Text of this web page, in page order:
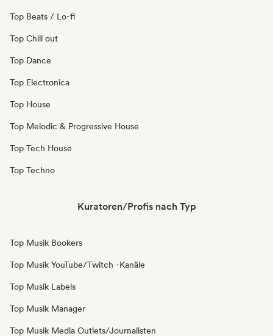
Top Beats / Lo-fi
Top Chill out
Top Dance
Top Electronica
Top House
Top Melodic & Progressive House
Top Tech House
Top Techno
Kuratoren/Profis nach Typ
Top Musik Bookers
Top Musik YouTube/Twitch -Kanäle
Top Musik Labels
Top Musik Manager
Top Musik Media Outlets/Journalisten